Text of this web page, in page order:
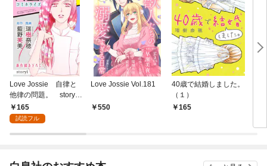
Love Jossie 自律と
他律の問題。 story0
1 165
試読フル
Love Jossie Vol.181
550
40歳で結婚しました。
（１）
165